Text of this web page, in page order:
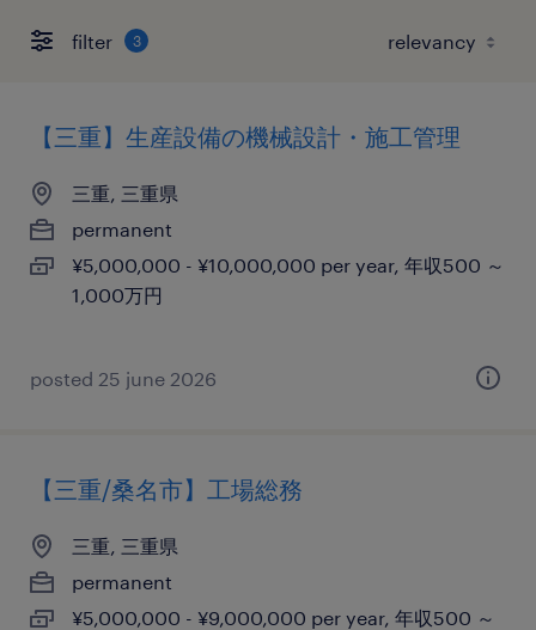
filter 3
【三重】生産設備の機械設計・施工管理
三重, 三重県
permanent
¥5,000,000 - ¥10,000,000 per year, 年収500 ～
1,000万円
posted 25 june 2026
【三重/桑名市】工場総務
三重, 三重県
permanent
¥5,000,000 - ¥9,000,000 per year, 年収500 ～